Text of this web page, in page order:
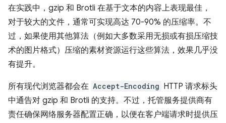
在实践中，gzip 和 Brotli 在基于文本的内容上表现最佳，
对于较大的文件，通常可实现高达 70-90% 的压缩率。不
过，如果使用其他算法（例如大多数采用无损或有损压缩技
术的图片格式）压缩的素材资源运行这些算法，效果几乎没
有提升。
所有现代浏览器都会在 Accept-Encoding HTTP 请求标头
中通告对 gzip 和 Brotli 的支持。不过，托管服务提供商有
责任确保网络服务器配置正确，以便在客户端请求时提供压